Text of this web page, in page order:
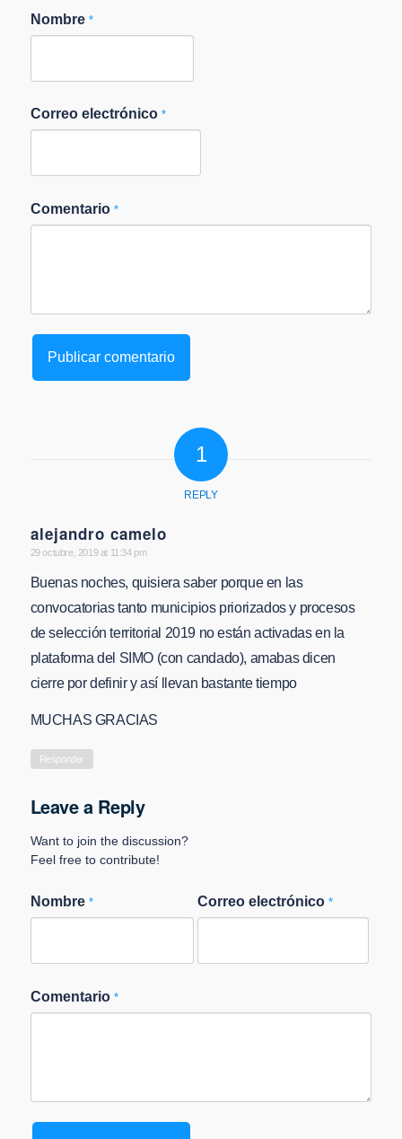
Nombre *
Correo electrónico *
Comentario *
1
REPLY
alejandro camelo
says:
29 octubre, 2019 at 11:34 pm
Buenas noches, quisiera saber porque en las
convocatorias tanto municipios priorizados y procesos
de selección territorial 2019 no están activadas en la
plataforma del SIMO (con candado), amabas dicen
cierre por definir y así llevan bastante tiempo
MUCHAS GRACIAS
Responder
Leave a Reply
Want to join the discussion?
Feel free to contribute!
Nombre * Correo electrónico*
Comentario *